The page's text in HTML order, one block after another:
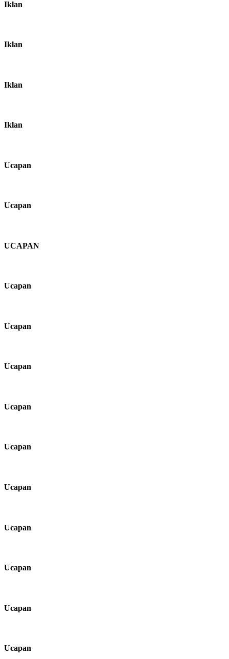
Iklan
Iklan
Iklan
Iklan
Ucapan
Ucapan
UCAPAN
Ucapan
Ucapan
Ucapan
Ucapan
Ucapan
Ucapan
Ucapan
Ucapan
Ucapan
Ucapan